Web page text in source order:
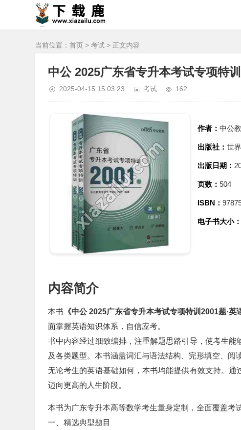
当前位置： 首页 > 考试 > 正文内容
中公 2025广东省专升本考试专项特
2025-04-15 15:03:23 考试 162
作者： 中公
出版社： 世
出版日期：
页数： 504
ISBN：
电子书大小：
内容简介
本书 《中公 2025广东省专升本考试专项特训2001题·英
面掌握英语知识体系，自信应考。
书中内容经过细致编排，注重解题思路引导，使考生
及各类题型。本书涵盖词汇与语法结构、完形填空、阅
无论考生的英语基础如何，本书均能提供有效支持。通
迈向更高的人生阶段。
本书为广东专升本高等数学考生量身定制，全面覆盖考
一、精选典型题目